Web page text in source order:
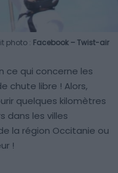
photo : Facebook – Twist-air
ce qui concerne les
chute libre ! Alors,
quelques kilomètres
dans les villes
la région Occitanie ou
!